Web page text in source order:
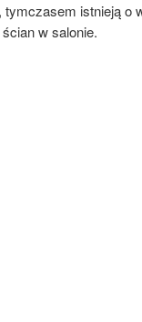
istnieją o
w salonie.